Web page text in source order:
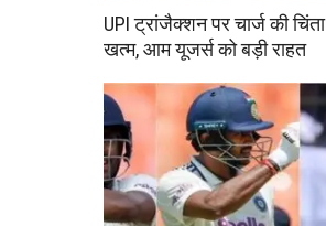
UPI ट्रांजैक्शन पर चार्ज की चिंता
खत्म, आम यूजर्स को बड़ी राहत